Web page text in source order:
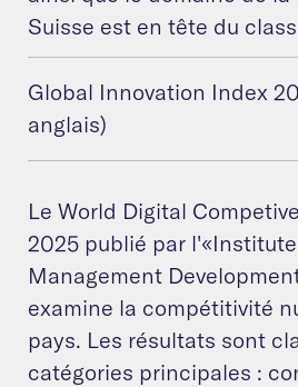
Suisse est en tête du
Global Innovation Index
anglais)
Le World Digital
2025 publié par
Management
examine la compétitivité
pays. Les résultats sont
catégories principales :